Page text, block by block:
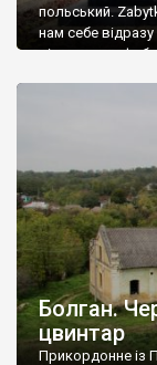
польський.
нам себе
віднести до
Болган.
цвинтар
Прикордонне із